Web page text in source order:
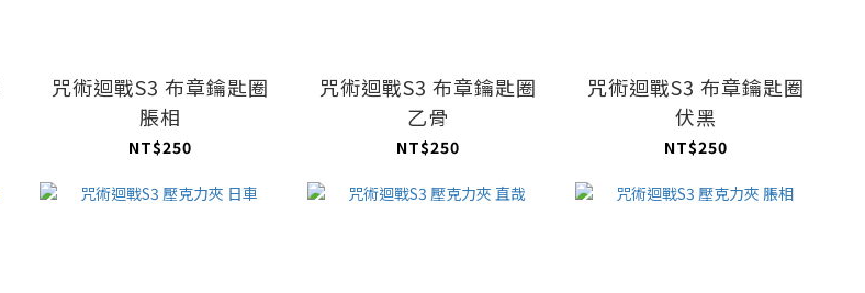
咒術迴戰S3 布章鑰匙圈
脹相
NT$250
咒術迴戰S3 布章鑰匙圈
乙骨
NT$250
咒術迴戰S3 布章鑰匙圈
伏黑
NT$250